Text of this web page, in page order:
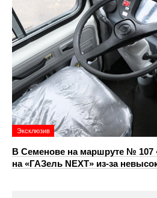
Эксклюзив
В Семенове на маршруте № 107
на «ГАЗель NEXT» из‑за